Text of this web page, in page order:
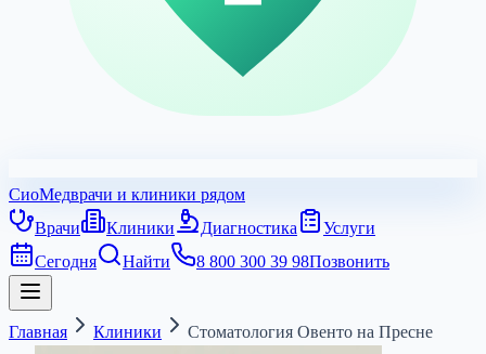
СиоМедврачи и клиники рядом
Врачи
Клиники Диагностика
Услуги
Сегодня
Найти 8 800 300 39 98Позвонить
Главная Клиники Стоматология Овенто на Пресне